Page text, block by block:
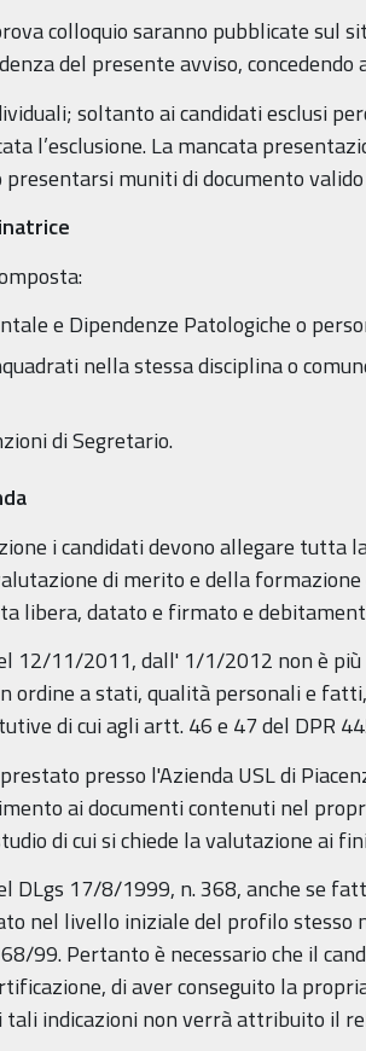
colloquio saranno pubblicate sul
del presente avviso,
soltanto ai candidati esclusi
l’esclusione. La mancata
muniti di documento
e Dipendenze Patologiche o
nella stessa disciplina o
di Segretario.
i candidati devono allegare tutta
di merito e della
libera, datato e firmato e
12/11/2011, dall' 1/1/2012 non è
ordine a stati, qualità personali e
di cui agli artt. 46 e 47 del DPR
presso l'Azienda USL di
ai documenti contenuti nel
di cui si chiede la valutazione ai
DLgs 17/8/1999, n. 368, anche se
nel livello iniziale del profilo stesso
99. Pertanto è necessario che il
di aver conseguito la
tali indicazioni non verrà attribuito il